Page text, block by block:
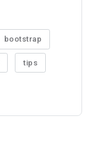
bootstrap
tips